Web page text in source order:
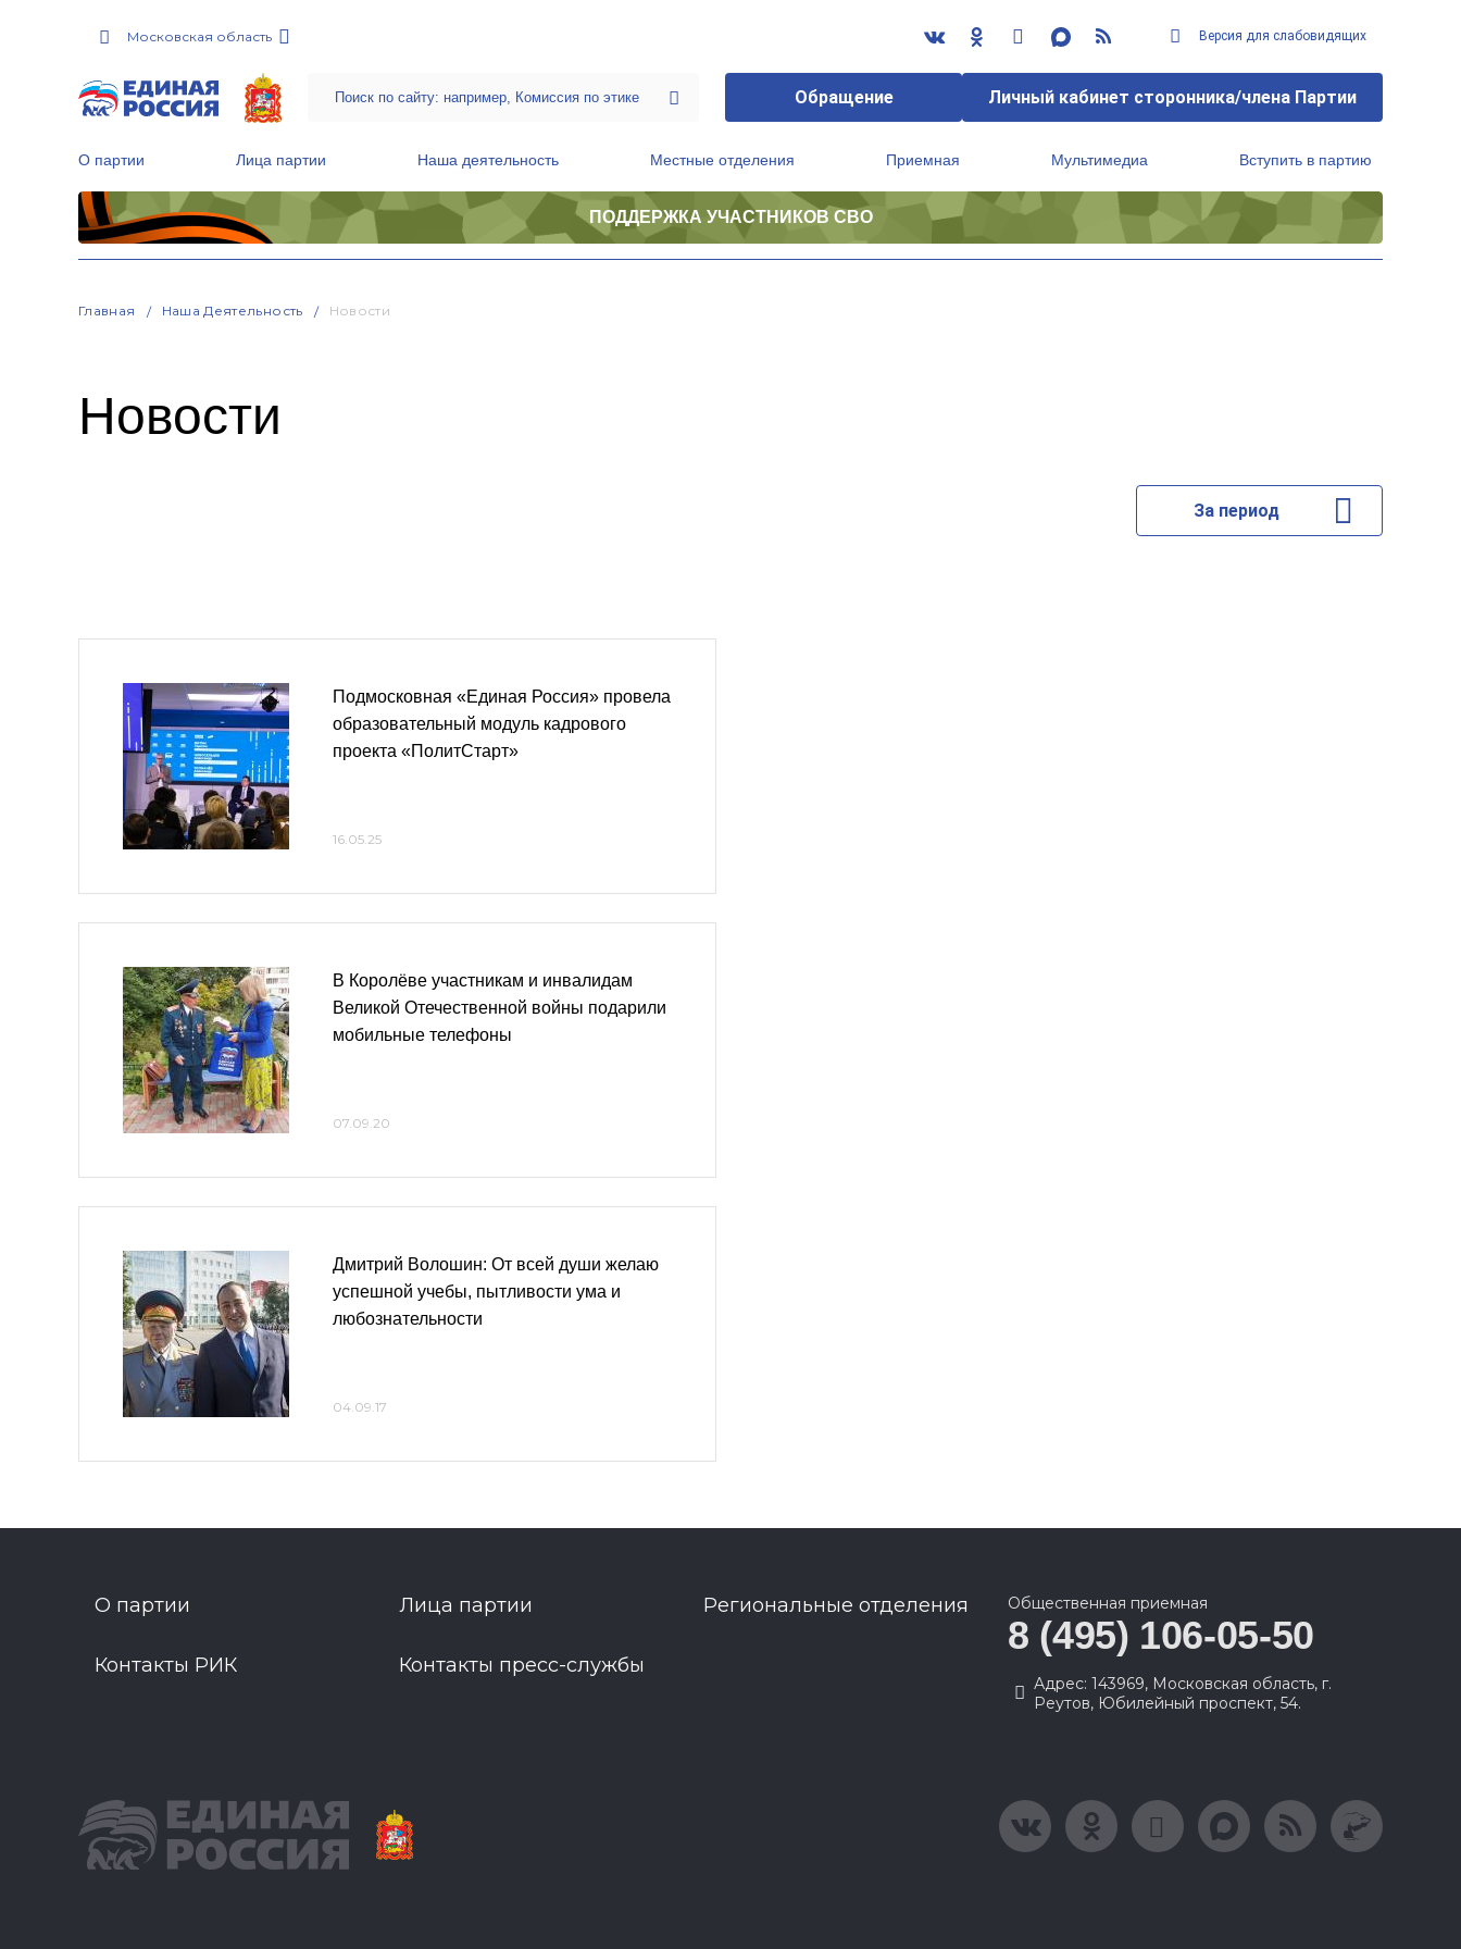
Московская область Версия для слабовидящих
Обращение Личный кабинет сторонника/члена Партии
О партии Лица партии Наша деятельность Местные отделения Приемная Мультимедиа Вступить в партию
ПОДДЕРЖКА УЧАСТНИКОВ СВО
Главная Наша Деятельность Новости
Новости
За период
Подмосковная «Единая Россия» провела
образовательный модуль кадрового
проекта «ПолитСтарт»
16.05.25
В Королёве участникам и инвалидам
Великой Отечественной войны подарили
мобильные телефоны
07.09.20
Дмитрий Волошин: От всей души желаю
успешной учебы, пытливости ума и
любознательности
04.09.17
О партии Лица партии Региональные отделения
Контакты РИК Контакты пресс-службы
Общественная приемная
8 (495) 106-05-50
Адрес: 143969, Московская область, г.
Реутов, Юбилейный проспект, 54.